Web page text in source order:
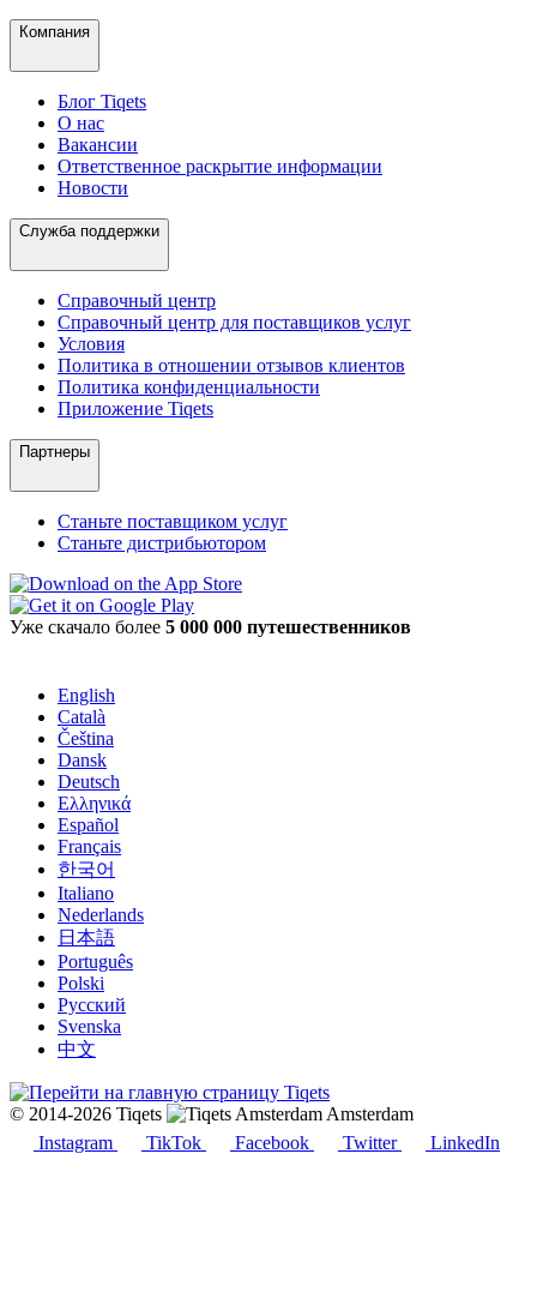
Компания
Блог Tiqets
О нас
Вакансии
Ответственное раскрытие информации
Новости
Служба поддержки
Справочный центр
Справочный центр для поставщиков услуг
Условия
Политика в отношении отзывов клиентов
Политика конфиденциальности
Приложение Tiqets
Партнеры
Станьте поставщиком услуг
Станьте дистрибьютором
Уже скачало более 5 000 000 путешественников
English
Català
Čeština
Dansk
Deutsch
Ελληνικά
Español
Français
한국어
Italiano
Nederlands
日本語
Português
Polski
Русский
Svenska
中文
© 2014-2026 Tiqets
Amsterdam
Instagram
TikTok Facebook Twitter LinkedIn